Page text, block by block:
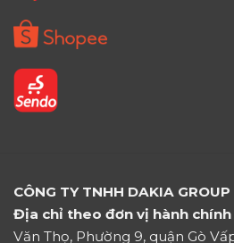
CÔNG TY TNHH DAKIA GROUP
Địa chỉ theo đơn vị hành chính
Văn Thọ, Phường 9, quận Gò